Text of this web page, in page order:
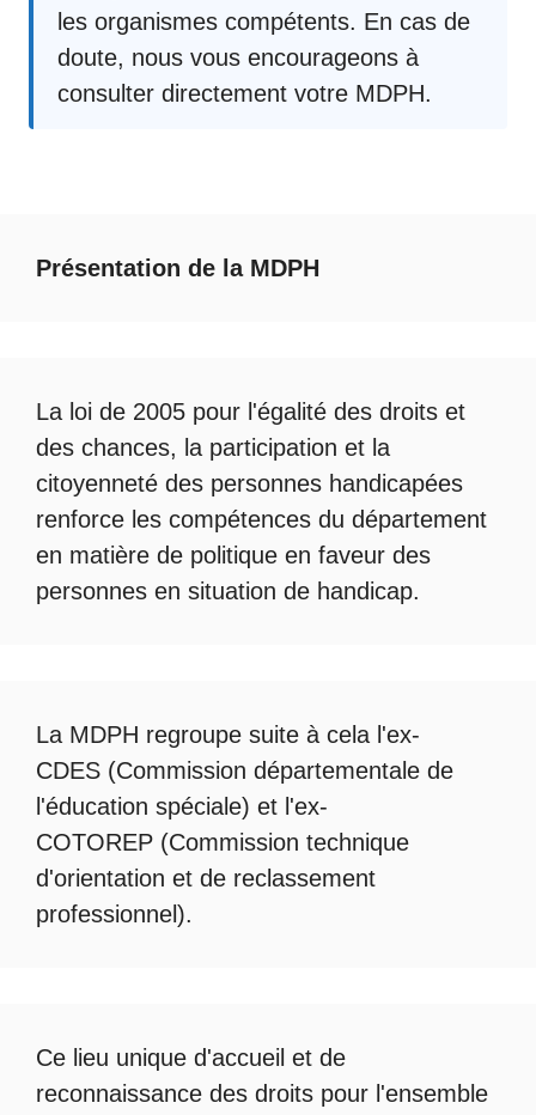
les organismes compétents. En cas de
doute, nous vous encourageons à
consulter directement votre MDPH.
Présentation de la MDPH
La loi de 2005 pour l'égalité des droits et
des chances, la participation et la
citoyenneté des personnes handicapées
renforce les compétences du département
en matière de politique en faveur des
personnes en situation de handicap.
La MDPH regroupe suite à cela l'ex-
CDES (Commission départementale de
l'éducation spéciale) et l'ex-
COTOREP (Commission technique
d'orientation et de reclassement
professionnel).
Ce lieu unique d'accueil et de
reconnaissance des droits pour l'ensemble